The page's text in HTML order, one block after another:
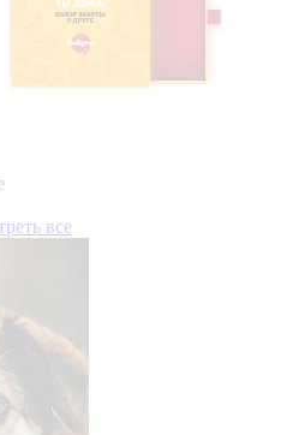
все